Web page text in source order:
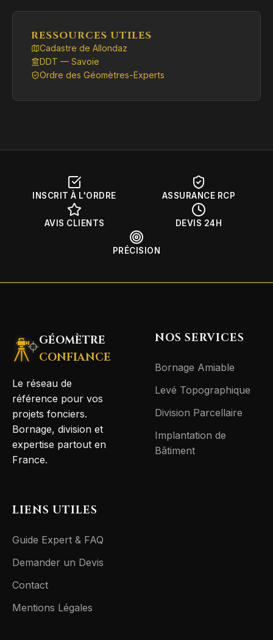
RESSOURCES UTILES
Cadastre de Allondaz
DDT — Savoie
Ordre des Géomètres-Experts
INSCRIT À L'ORDRE ASSURANCE RCP
AVIS CLIENTS DEVIS 24H
PRÉCISION
GÉOMÈTRE
CONFIANCE
Le réseau de
référence pour vos
projets fonciers.
Bornage, division et
expertise partout en
France.
NOS SERVICES
Bornage Amiable
Levé Topographique
Division Parcellaire
Implantation de
Bâtiment
LIENS UTILES
Guide Expert & FAQ
Demander un Devis
Contact
Mentions Légales